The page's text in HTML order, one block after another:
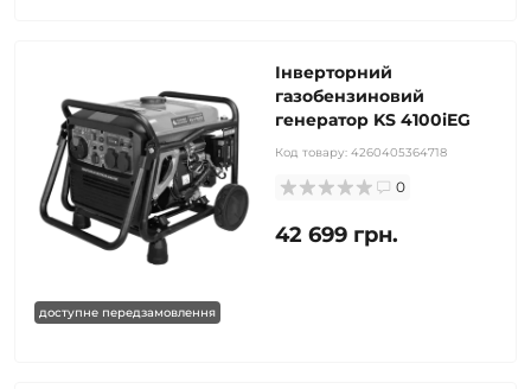
доступне передзамовлення
Інверторний
газобензиновий
генератор KS 4100iEG
Код товару: 4260405364718
0
42 699 грн.